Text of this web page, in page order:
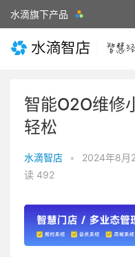
水滴旗下产品
智能O2O维修
轻松
水滴智店 • 2024年8月
读 492